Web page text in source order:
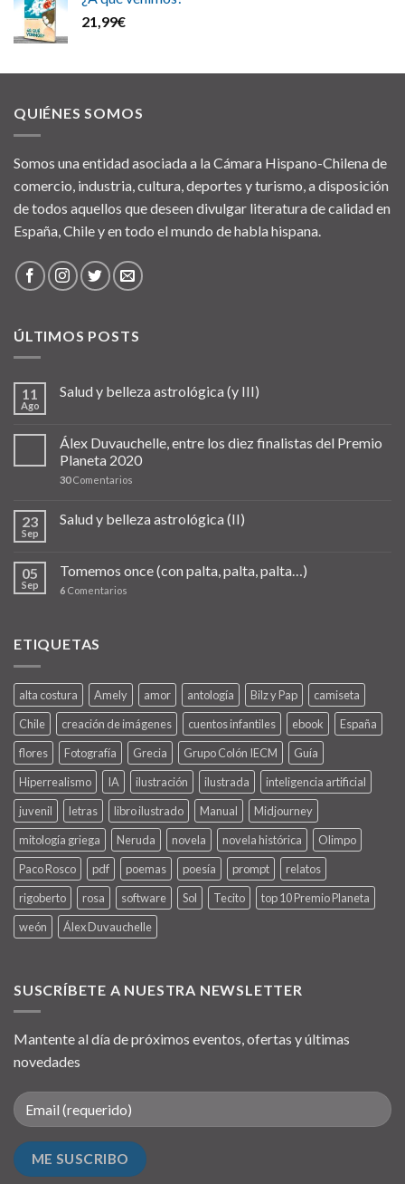
21,99€
QUIÉNES SOMOS
Somos una entidad asociada a la Cámara Hispano-Chilena de
comercio, industria, cultura, deportes y turismo, a disposición
de todos aquellos que deseen divulgar literatura de calidad en
España, Chile y en todo el mundo de habla hispana.
ÚLTIMOS POSTS
11
Ago
Salud y belleza astrológica (y III)
Álex Duvauchelle, entre los diez finalistas del Premio
Planeta 2020
30Comentarios
23
Sep
Salud y belleza astrológica (II)
05
Sep
Tomemos once (con palta, palta, palta…)
6 Comentarios
ETIQUETAS
alta costura Amely amor antología Bilz y Pap
camiseta
Chile
creación de imágenes cuentos infantiles ebook
España
flores
Fotografía Grecia Grupo Colón IECM
Guía
Hiperrealismo
IA ilustración ilustrada
inteligencia artificial
juvenil
letras libro ilustrado Manual
Midjourney
mitología griega
Neruda novela novela histórica
Olimpo
Paco Rosco
pdf poemas poesía prompt
relatos
rigoberto
rosa software Sol Tecito
top 10 Premio Planeta
weón
Álex Duvauchelle
SUSCRÍBETE A NUESTRA NEWSLETTER
Mantente al día de próximos eventos, ofertas y últimas
novedades